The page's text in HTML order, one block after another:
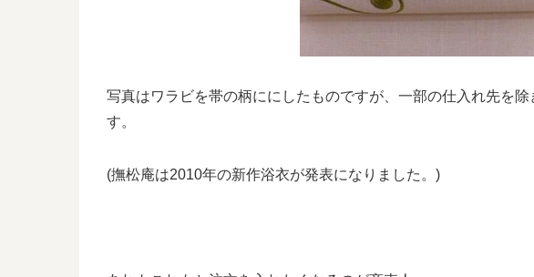
写真はワラビを帯の柄ににしたものですが、一部の仕入れ先を
す。
(撫松庵は2010年の新作浴衣が発表になりました。)